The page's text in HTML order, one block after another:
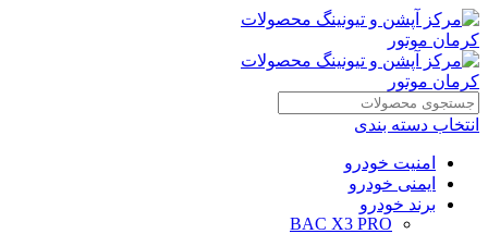
انتخاب دسته بندی
امنیت خودرو
ایمنی خودرو
برند خودرو
BAC X3 PRO